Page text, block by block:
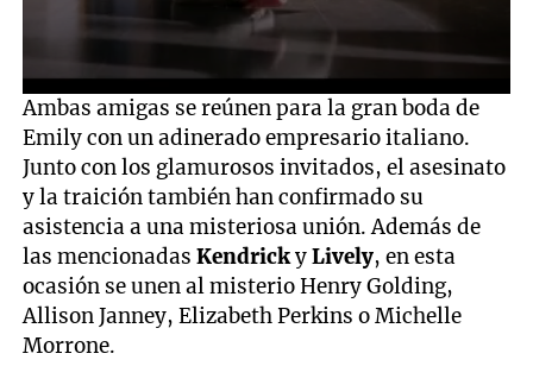
0
seconds
of
2
minutes,
18
seconds
Ambas amigas se reúnen para la gran boda de
Emily con un adinerado empresario italiano.
Junto con los glamurosos invitados, el asesinato
y la traición también han confirmado su
asistencia a una misteriosa unión. Además de
las mencionadasKendrickyLively, en esta
ocasión se unen al misterio Henry Golding,
Allison Janney, Elizabeth Perkins o Michelle
Morrone.